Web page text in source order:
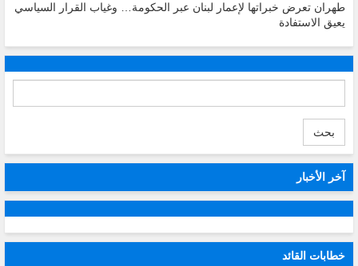
طهران تعرض خبراتها لإعمار لبنان عبر الحكومة… وغياب القرار السياسي
يعيق الاستفادة
بحث
آخر الأخبار
خطابات القائد